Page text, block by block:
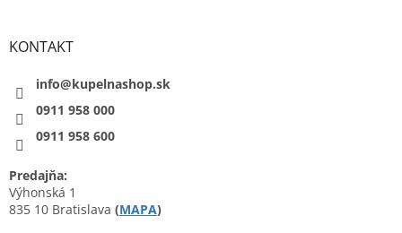
KONTAKT
info@kupelnashop.sk
0911 958 000
0911 958 600
Predajňa:
Výhonská 1
835 10 Bratislava (MAPA)